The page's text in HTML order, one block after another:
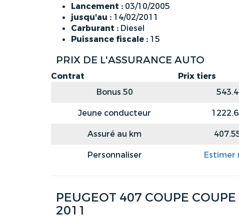
Lancement : 03/10/2005
jusqu'au : 14/02/2011
Carburant : Diesel
Puissance fiscale : 15
PRIX DE L'ASSURANCE AUTO
Contrat Prix tiers
Bonus 50
Jeune conducteur
Assuré au km
Personnaliser
Estimer
PEUGEOT 407 COUPE
2011